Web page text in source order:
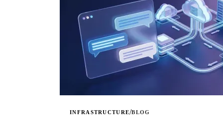
INFRASTRUCTURE/BLOG